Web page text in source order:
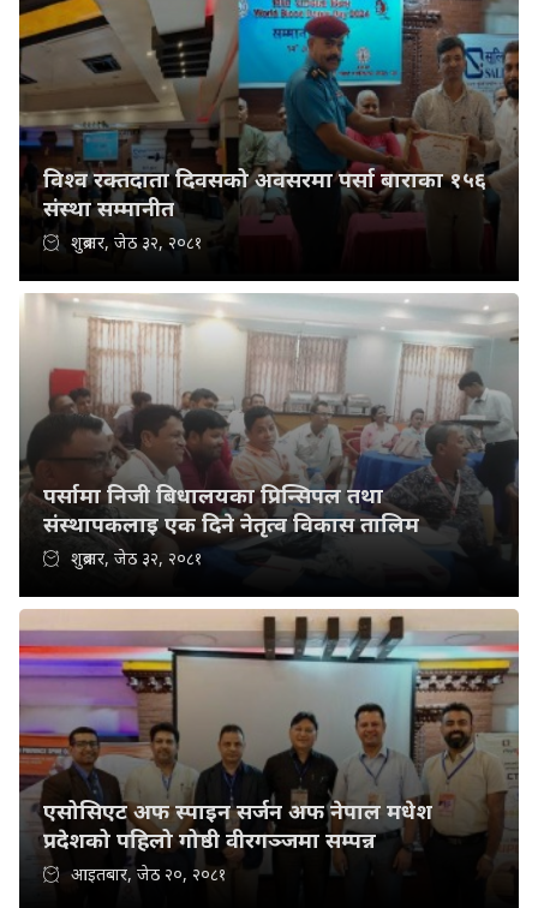
विश्व रक्तदाता दिवसको अवसरमा पर्सा बाराका १५६
संस्था सम्मानीत
शुक्रबार, जेठ ३२, २०८१
पर्सामा निजी बिधालयका प्रिन्सिपल तथा
संस्थापकलाइ एक दिने नेतृत्व विकास तालिम
शुक्रबार, जेठ ३२, २०८१
एसोसिएट अफ स्पाइन सर्जन अफ नेपाल मधेश
प्रदेशको पहिलो गोष्ठी वीरगञ्जमा सम्पन्न
आइतबार, जेठ २०, २०८१